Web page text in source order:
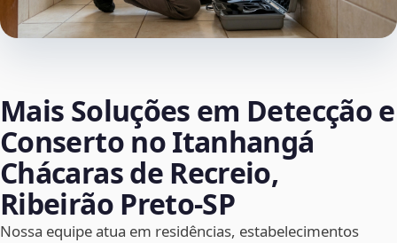
Mais Soluções em Detecção e
Conserto no Itanhangá
Chácaras de Recreio,
Ribeirão Preto‑SP
Nossa equipe atua em residências, estabelecimentos